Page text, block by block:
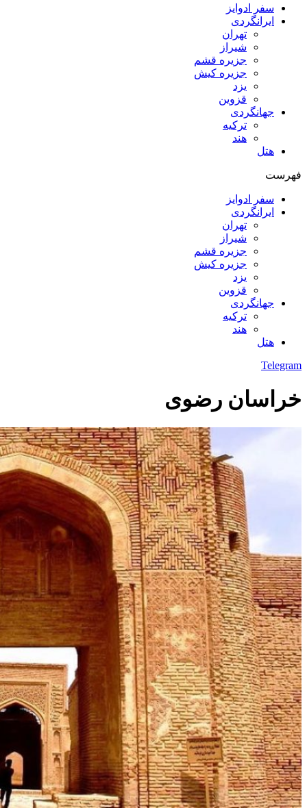
سفر ادوایز
ایرانگردی
تهران
شیراز
جزیره قشم
جزیره کیش
یزد
قزوین
جهانگردی
ترکیه
هند
هتل
فهرست
سفر ادوایز
ایرانگردی
تهران
شیراز
جزیره قشم
جزیره کیش
یزد
قزوین
جهانگردی
ترکیه
هند
هتل
Telegram
خراسان رضوی